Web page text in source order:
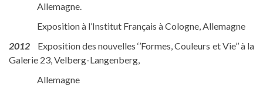
Allemagne.
Exposition à l’Institut Français à Cologne, Allemagne
2012 Exposition des nouvelles ‘’Formes, Couleurs et Vie’’ à la
Galerie 23, Velberg-Langenberg,
Allemagne